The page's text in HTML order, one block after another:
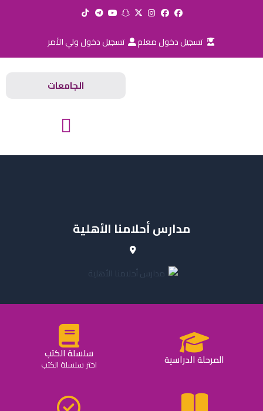
تسجيل دخول معلم تسجيل دخول ولي الأمر
الجامعات
مدارس أحلامنا الأهلية
المرحلة الدراسية سلسلة الكتب
اختر سلسلة الكتب